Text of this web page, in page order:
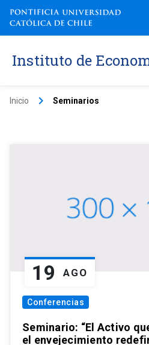
Instituto de
Inicio keyboard_arrow_right Seminarios
19 AGO
Conferencias
Seminario: “El Activo
el envejecimiento